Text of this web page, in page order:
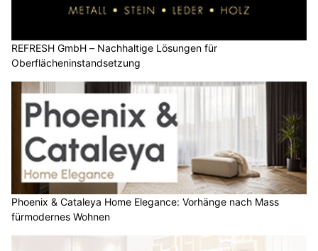
REFRESH GmbH – Nachhaltige Lösungen für
Oberflächeninstandsetzung
Phoenix & Cataleya Home Elegance: Vorhänge nach Mass
fürmodernes Wohnen